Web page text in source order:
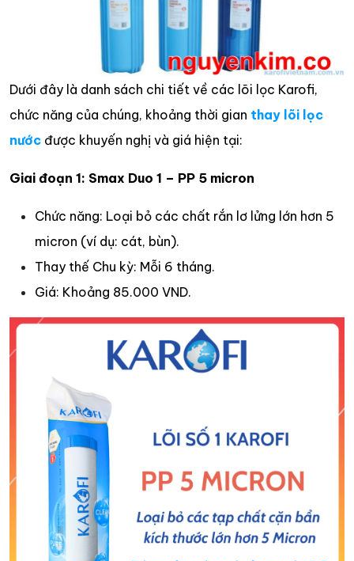
Dưới đây là danh sách chi tiết về các lõi lọc Karofi,
chức năng của chúng, khoảng thời gian thay lõi lọc
nước được khuyến nghị và giá hiện tại:
Giai đoạn 1: Smax Duo 1 – PP 5 micron
Chức năng: Loại bỏ các chất rắn lơ lửng lớn hơn 5
micron (ví dụ: cát, bùn).
Thay thế Chu kỳ: Mỗi 6 tháng.
Giá: Khoảng 85.000 VND.